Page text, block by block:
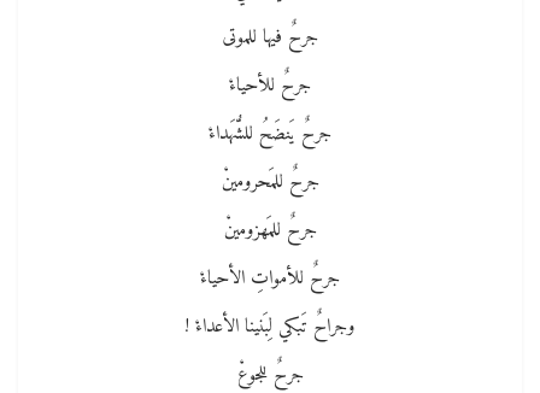
جرحٌ فيها للموتى
جرحٌ للأحياءْ
جرحٌ يَنضَحُ للشُّهَداءْ
جرحٌ للمَحرومينْ
جرحٌ للمَهزومينْ
جرحٌ للأمواتِ الأحياءْ
وجراحٌ تَبكي لِبَنينا الأعداءْ !
جرحٌ للجوعْ